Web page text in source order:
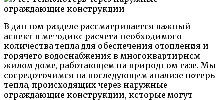
В данном разделе рассматривается важный
аспект в методике расчета необходимого
количества тепла для обеспечения отопления и
горячего водоснабжения в многоквартирном
жилом доме, работающем на природном газе. Мы
сосредоточимся на последующем анализе потерь
тепла, происходящих через наружные
ограждающие конструкции, которые могут